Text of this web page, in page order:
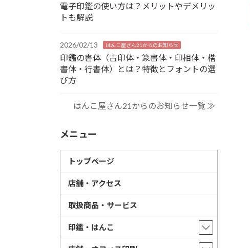
電子印鑑の使い方は？メリットやデメリッ
トも解説
2026/02/13 はんこ屋さん21からのお知らせ
印鑑の書体（古印体・篆書体・印相体・楷
書体・行書体）とは？特徴とフォントの選
び方
はんこ屋さん21からのお知らせ一覧 ≫
メニュー
トップページ
店舗・アクセス
取扱商品・サービス
印鑑・はんこ